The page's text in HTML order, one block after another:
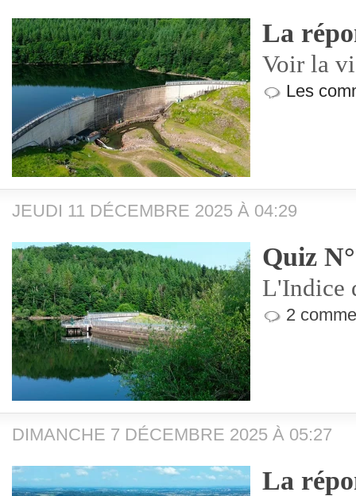
La
Voir la
Les
JEUDI 11 DÉCEMBRE 2025 À 04:29
Quiz
L'Indice
2
DIMANCHE 7 DÉCEMBRE 2025 À 05:27
La